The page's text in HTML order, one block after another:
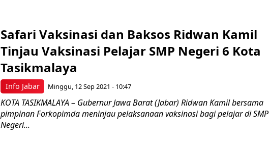
Info Jabar
Safari Vaksinasi dan Baksos Ridwan Kamil
Tinjau Vaksinasi Pelajar SMP Negeri 6 Kota
Tasikmalaya
Minggu, 12 Sep 2021 - 10:47
KOTA TASIKMALAYA – Gubernur Jawa Barat (Jabar) Ridwan Kamil bersama
pimpinan Forkopimda meninjau pelaksanaan vaksinasi bagi pelajar di SMP
Negeri...